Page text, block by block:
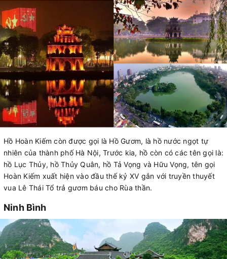
Hồ Hoàn Kiếm còn được gọi là Hồ Gươm, là hồ nước ngọt tự
nhiên của thành phố Hà Nội, Trước kia, hồ còn có các tên gọi là:
hồ Lục Thủy, hồ Thủy Quân, hồ Tả Vọng và Hữu Vọng, tên gọi
Hoàn Kiếm xuất hiện vào đầu thế kỷ XV gắn với truyền thuyết
vua Lê Thái Tổ trả gươm báu cho Rùa thần.
Ninh Bình